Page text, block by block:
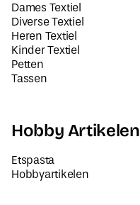
Dames Textiel
Diverse Textiel
Heren Textiel
Kinder Textiel
Petten
Tassen
Hobby Artikelen
Etspasta
Hobbyartikelen